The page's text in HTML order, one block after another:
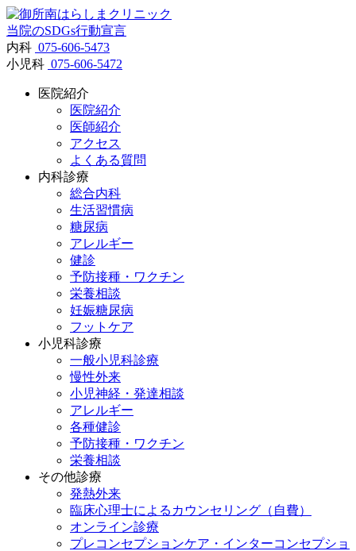
当院のSDGs行動宣言
内科 075-606-5473
小児科 075-606-5472
医院紹介
医院紹介
医師紹介
アクセス
よくある質問
内科診療
総合内科
生活習慣病
糖尿病
アレルギー
健診
予防接種・ワクチン
栄養相談
妊娠糖尿病
フットケア
小児科診療
一般小児科診療
慢性外来
小児神経・発達相談
アレルギー
各種健診
予防接種・ワクチン
栄養相談
その他診療
発熱外来
臨床心理士によるカウンセリング（自費）
オンライン診療
プレコンセプションケア・インターコンセプショ